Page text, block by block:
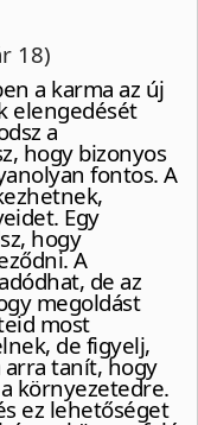
18)
a karma az új
elengedését
a
hogy bizonyos
fontos. A
Egy
hogy
A
de az
megoldást
most
de figyelj,
arra tanít, hogy
környezetedre.
ez lehetőséget